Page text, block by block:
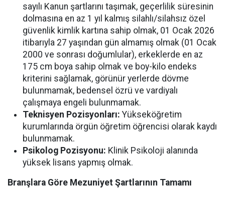
sayılı Kanun şartlarını taşımak, geçerlilik süresinin
dolmasına en az 1 yıl kalmış silahlı/silahsız özel
güvenlik kimlik kartına sahip olmak, 01 Ocak 2026
itibarıyla 27 yaşından gün almamış olmak (01 Ocak
2000 ve sonrası doğumlular), erkeklerde en az
175 cm boya sahip olmak ve boy-kilo endeks
kriterini sağlamak, görünür yerlerde dövme
bulunmamak, bedensel özrü ve vardiyalı
çalışmaya engeli bulunmamak.
Teknisyen Pozisyonları: Yükseköğretim
kurumlarında örgün öğretim öğrencisi olarak kaydı
bulunmamak.
Psikolog Pozisyonu: Klinik Psikoloji alanında
yüksek lisans yapmış olmak.
Branşlara Göre Mezuniyet Şartlarının Tamamı